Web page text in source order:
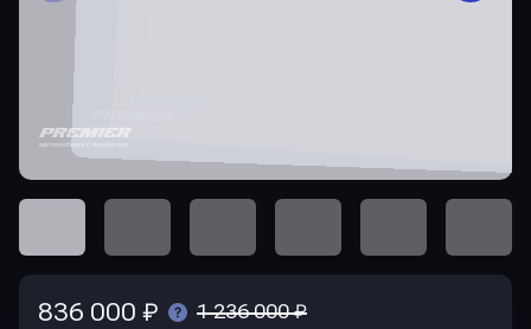
836 000 ₽ 1 236 000 ₽